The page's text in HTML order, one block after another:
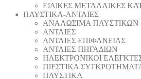
ΕΙΔΙΚΕΣ ΜΕΤΑΛΛΙΚΕΣ
ΠΛΥΣΤΙΚΑ-ΑΝΤΛΙΕΣ
ΑΝΑΛΩΣΙΜΑ ΠΛΥΣΤΙΚΩΝ
ΑΝΤΛΙΕΣ
ΑΝΤΛΙΕΣ ΕΠΙΦΑΝΕΙΑΣ
ΑΝΤΛΙΕΣ ΠΗΓΑΔΙΩΝ
ΗΛΕΚΤΡΟΝΙΚΟΙ
ΠΙΕΣΤΙΚΑ
ΠΛΥΣΤΙΚΑ